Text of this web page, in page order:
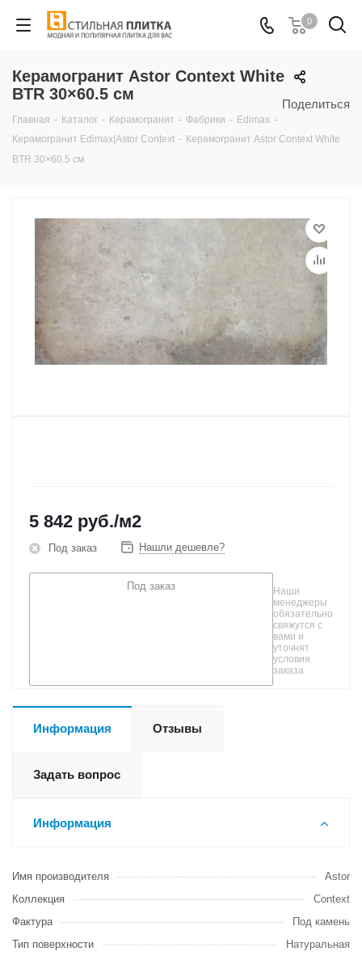
0
Поделиться
Керамогранит Astor Context White
BTR 30×60.5 см
Главная - Каталог - Керамогранит - Фабрики - Edimax -
Керамогранит Edimax|Astor Context - Керамогранит Astor Context White
BTR 30×60.5 см
5 842 руб./м2
Под заказ Нашли дешевле?
Под заказ
Наши
менеджеры
обязательно
свяжутся с
вами и
уточнят
условия
заказа
Информация Отзывы
Задать вопрос
Информация
Имя производителя
Astor
Коллекция
Context
Фактура
Под камень
Тип поверхности
Натуральная